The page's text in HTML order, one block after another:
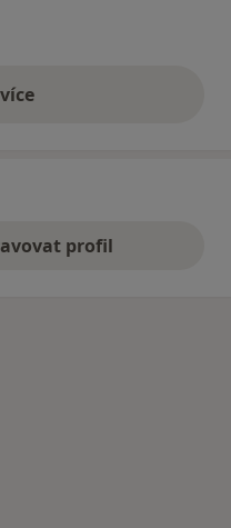
uvedené názory
profil